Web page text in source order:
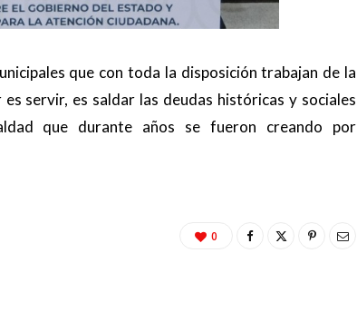
que con toda la disposición trabajan de la
servir, es saldar las deudas históricas y sociales
que durante años se fueron creando por
0